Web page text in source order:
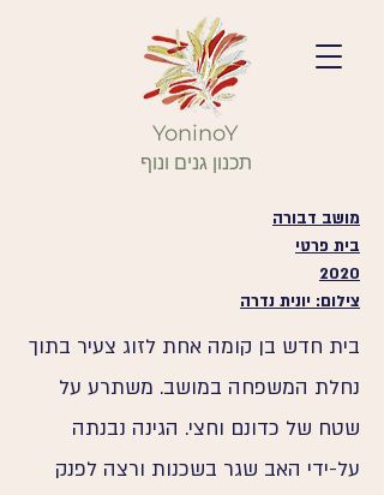
YoninoY
תכנון גנים ונוף
מושב דבורה
בית פרטי
2020
צילום: יונית נדרה
בית חדש בן קומה אחת לזוג צעיר בתוך
נחלת המשפחה במושב. משתרע על
שטח של כדונם וחצי. הגינה נבנתה
על-ידי האב שגר בשכנות ורצה לפנק